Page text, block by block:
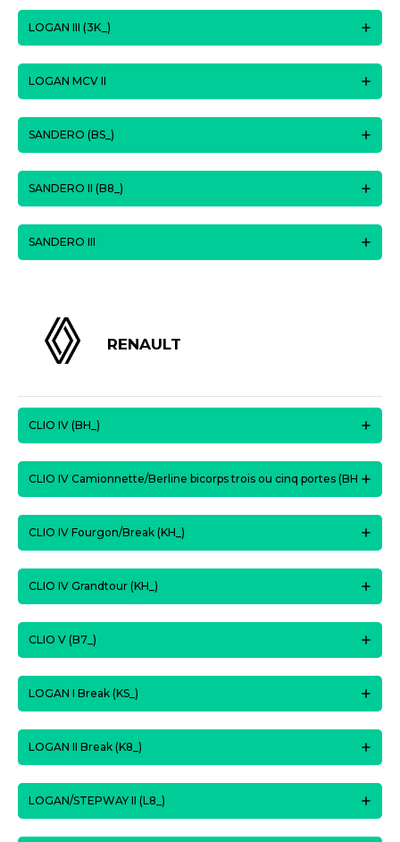
LOGAN III (3K_)
LOGAN MCV II
SANDERO (BS_)
SANDERO II (B8_)
SANDERO III
RENAULT
CLIO IV (BH_)
CLIO IV Camionnette/Berline bicorps trois ou cinq portes (BH
CLIO IV Fourgon/Break (KH_)
CLIO IV Grandtour (KH_)
CLIO V (B7_)
LOGAN I Break (KS_)
LOGAN II Break (K8_)
LOGAN/STEPWAY II (L8_)